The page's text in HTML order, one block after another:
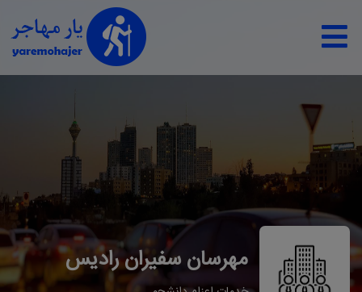
مهرسان سفیران رادیس